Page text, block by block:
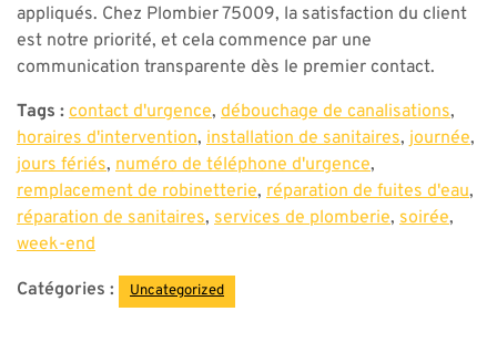
appliqués. Chez Plombier 75009, la satisfaction du client
est notre priorité, et cela commence par une
communication transparente dès le premier contact.
Tags : contact d'urgence, débouchage de canalisations,
horaires d'intervention, installation de sanitaires, journée,
jours fériés, numéro de téléphone d'urgence,
remplacement de robinetterie, réparation de fuites d'eau,
réparation de sanitaires, services de plomberie, soirée,
week-end
Catégories : Uncategorized